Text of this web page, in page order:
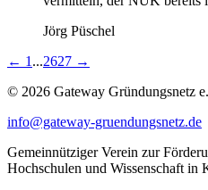
Jörg Püschel
← 1...2627 →
© 2026 Gateway Gründungsnetz
info@gateway-gruendungsnetz.de
Gemeinnütziger Verein zur
Hochschulen und Wissenschaft in